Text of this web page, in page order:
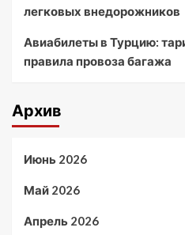
легковых внедорожников
Авиабилеты в Турцию:
правила провоза багажа
Архив
Июнь 2026
Май 2026
Апрель 2026